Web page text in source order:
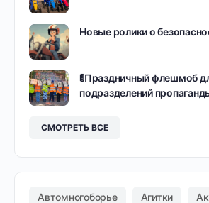
Новые ролики о
🚦Праздничный флешмоб
подразделений
СМОТРЕТЬ ВСЕ
Автомногоборье Агитки